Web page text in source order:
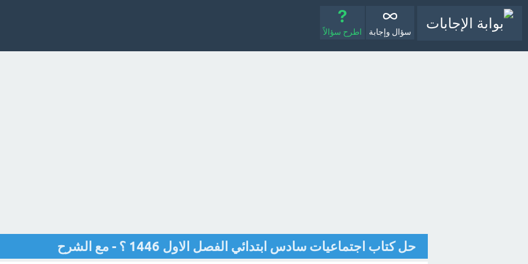
سؤال وإجابة اطرح سؤالاً
حل كتاب اجتماعيات سادس ابتدائي الفصل الاول 1446 ؟ - مع الشرح